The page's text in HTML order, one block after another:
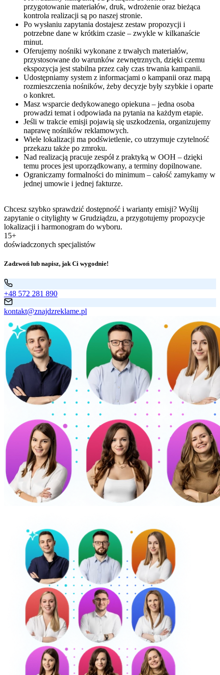
przygotowanie materiałów, druk, wdrożenie oraz bieżąca
kontrola realizacji są po naszej stronie.
Po wysłaniu zapytania dostajesz zestaw propozycji i
potrzebne dane w krótkim czasie – zwykle w kilkanaście
minut.
Oferujemy nośniki wykonane z trwałych materiałów,
przystosowane do warunków zewnętrznych, dzięki czemu
ekspozycja jest stabilna przez cały czas trwania kampanii.
Udostępniamy system z informacjami o kampanii oraz mapą
rozmieszczenia nośników, żeby decyzje były szybkie i oparte
o konkret.
Masz wsparcie dedykowanego opiekuna – jedna osoba
prowadzi temat i odpowiada na pytania na każdym etapie.
Jeśli w trakcie emisji pojawią się uszkodzenia, organizujemy
naprawę nośników reklamowych.
Wiele lokalizacji ma podświetlenie, co utrzymuje czytelność
przekazu także po zmroku.
Nad realizacją pracuje zespół z praktyką w OOH – dzięki
temu proces jest uporządkowany, a terminy dopilnowane.
Ograniczamy formalności do minimum – całość zamykamy w
jednej umowie i jednej fakturze.
Chcesz szybko sprawdzić dostępność i warianty emisji? Wyślij
zapytanie o citylighty w Grudziądzu, a przygotujemy propozycje
lokalizacji i harmonogram do wyboru.
15+
doświadczonych specjalistów
Zadzwoń lub napisz, jak Ci wygodnie!
+48 572 281 890
kontakt@znajdzreklame.pl